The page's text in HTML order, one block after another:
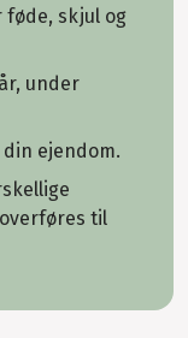
føde, skjul og
under
ejendom.
til